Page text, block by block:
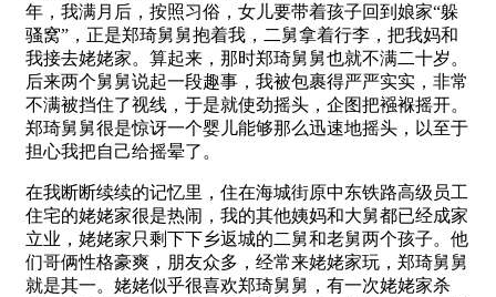
年，我满月后，按照习俗，女儿要带着孩子回到娘家“躲
骚窝”，正是郑琦舅舅抱着我，二舅拿着行李，把我妈和
我接去姥姥家。算起来，那时郑琦舅舅也就不满二十岁。
后来两个舅舅说起一段趣事，我被包裹得严严实实，非常
不满被挡住了视线，于是就使劲摇头，企图把襁褓摇开。
郑琦舅舅很是惊讶一个婴儿能够那么迅速地摇头，以至于
担心我把自己给摇晕了。
在我断断续续的记忆里，住在海城街原中东铁路高级员工
住宅的姥姥家很是热闹，我的其他姨妈和大舅都已经成家
立业，姥姥家只剩下下乡返城的二舅和老舅两个孩子。他
们哥俩性格豪爽，朋友众多，经常来姥姥家玩，郑琦舅舅
就是其一。姥姥似乎很喜欢郑琦舅舅，有一次姥姥家杀